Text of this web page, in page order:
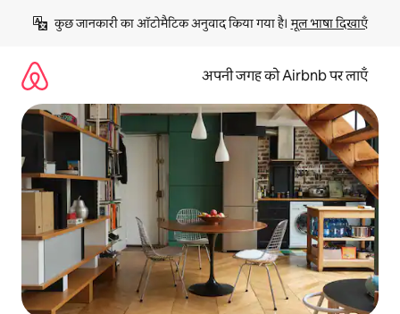
छोड़कर
कॉन्टेंट
कुछ जानकारी का ऑटोमैटिक अनुवाद किया गया है। मूल भाषा दिखाएँ
अपनी जगह को Airbnb पर लाएँ